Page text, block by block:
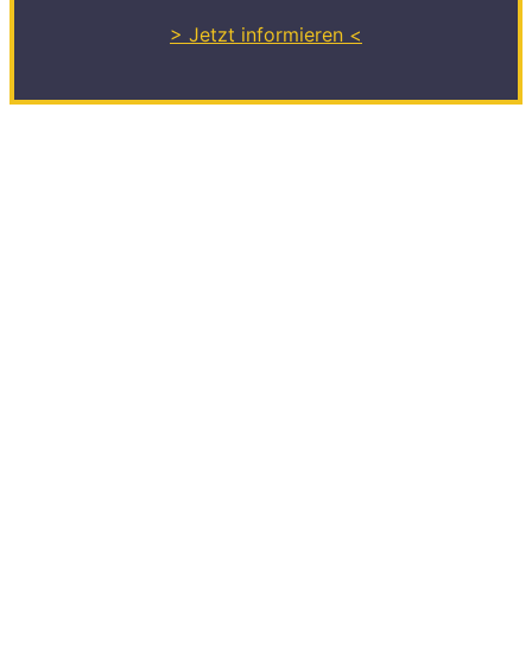
> Jetzt informieren <